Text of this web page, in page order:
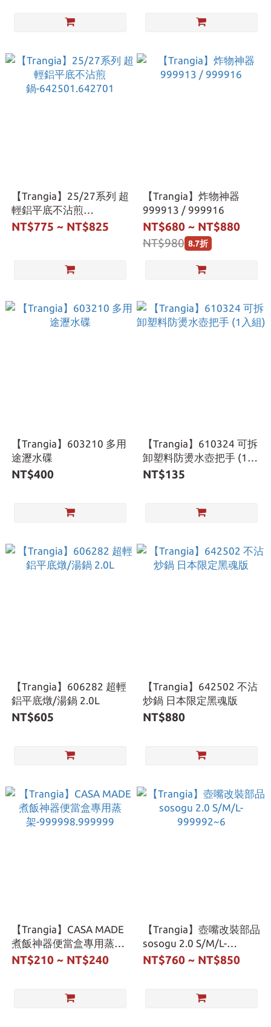
【Trangia】25/27系列 超
輕鋁平底不沾煎
鍋-642501.642701
NT$775 ~ NT$825
【Trangia】炸物神器
999913 / 999916
NT$680 ~ NT$880
NT$980 8.7折
【Trangia】603210 多用
途瀝水碟
NT$400
【Trangia】610324 可拆
卸塑料防燙水壺把手 (1入
組)
NT$135
【Trangia】606282 超輕
鋁平底燉/湯鍋 2.0L
NT$605
【Trangia】642502 不沾
炒鍋 日本限定黑魂版
NT$880
【Trangia】CASA MADE
煮飯神器便當盒專用蒸
架-999998.999999
NT$210 ~ NT$240
【Trangia】壺嘴改裝部品
sosogu 2.0 S/M/L-
999992~6
NT$760 ~ NT$850